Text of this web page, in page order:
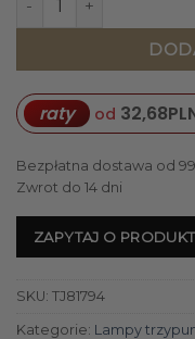
raty od 32,68
Bezpłatna dostawa od
Zwrot do 14 dni
ZAPYTAJ O PRODUKT
SKU: TJ81794
Kategorie: Lampy